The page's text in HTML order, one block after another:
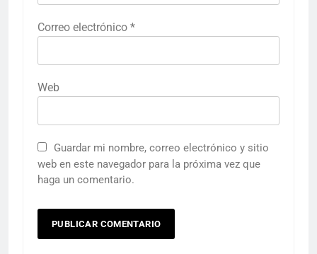
Correo electrónico *
Web
Guardar mi nombre, correo electrónico y sitio
web en este navegador para la próxima vez que
haga un comentario.